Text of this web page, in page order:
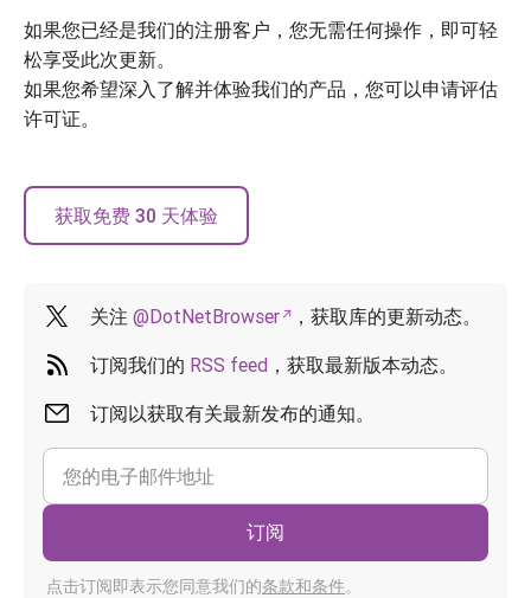
如果您已经是我们的注册客户，您无需任何操作，即可轻
松享受此次更新。
如果您希望深入了解并体验我们的产品，您可以申请评估
许可证。
获取免费 30 天体验
关注 @DotNetBrowser ，获取库的更新动态。
订阅我们的 RSS feed ，获取最新版本动态。
订阅以获取有关最新发布的通知。
订阅
点击订阅即表示您同意我们的条款和条件。